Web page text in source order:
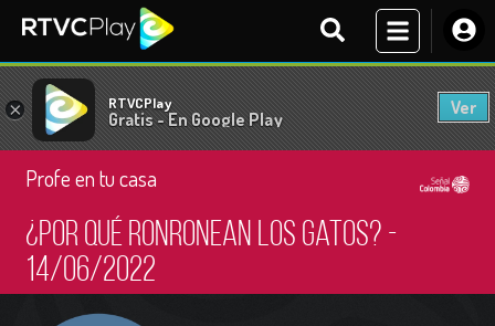
× RTVCPlay
Gratis - En Google Play
Ver
Profe en tu casa
¿Por qué ronronean los gatos? -
14/06/2022